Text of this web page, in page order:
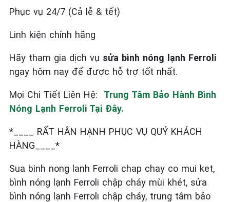
Phục vụ 24/7 (Cả lễ & tết)
Linh kiện chính hãng
Hãy tham gia dịch vụ sửa bình nóng lạnh Ferroli
ngay hôm nay để được hỗ trợ tốt nhất.
Mọi Chi Tiết Liên Hệ: Trung Tâm Bảo Hành Bình
Nóng Lạnh Ferroli Tại Đây.
*____ RẤT HÂN HẠNH PHỤC VỤ QUÝ KHÁCH
HÀNG____*
Sua binh nong lanh Ferroli chap chay co mui ket,
bình nóng lạnh Ferroli chập cháy mùi khét, sửa
bình nóng lạnh Ferroli chập cháy, trung tâm bảo